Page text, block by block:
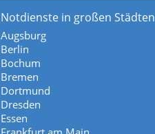
Notdienste in großen Städten
Augsburg
Berlin
Bochum
Bremen
Dortmund
Dresden
Essen